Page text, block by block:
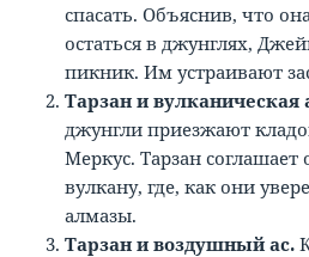
спасать. Объяснив, что
остаться в джунглях,
пикник. Им устраивают
Тарзан и
джунгли приезжают
Меркус. Тарзан соглашает
вулкану, где, как они
алмазы.
Тарзан и воздушный ас.